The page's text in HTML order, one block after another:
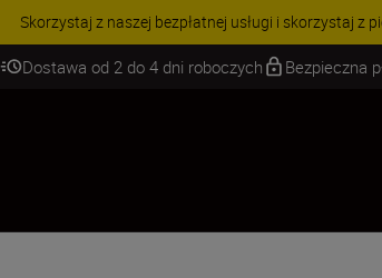
PROMOCJA NA AKCESORIA | Oszczędź 15% na
Dostawa od 2 do 4 dni roboczych Bezpieczna